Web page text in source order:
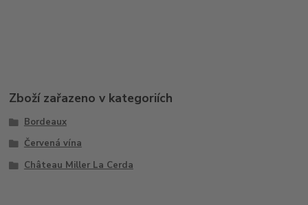
Zboží zařazeno v kategoriích
Bordeaux
Červená vína
Château Miller La Cerda